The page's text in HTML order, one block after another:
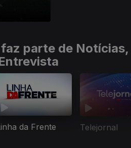
parte de Notícias,
da Frente Telejornal